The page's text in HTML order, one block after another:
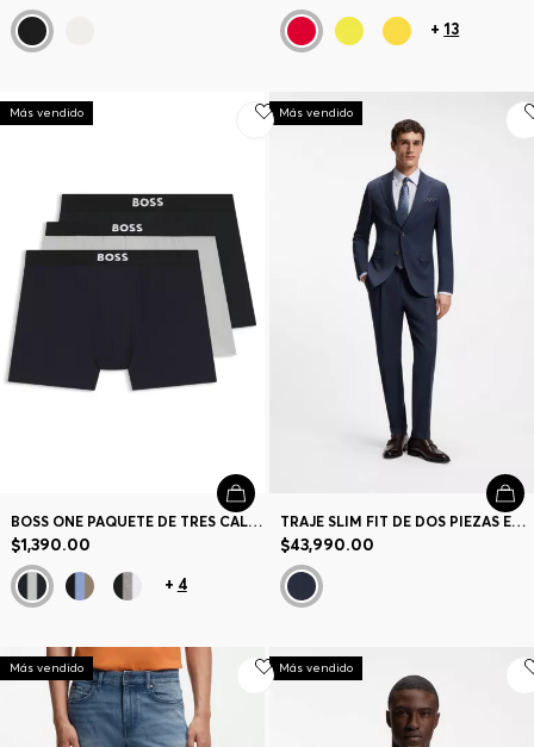
+13
Más vendido
BOSS ONE PAQUETE DE TRES CALZONCILLOS BÓXER CON LOGOTIPO EN LA CINTURILLA
$1,390.00
+ 4
Más vendido
TRAJE SLIM FIT DE DOS PIEZAS EN LANA Y SEDA
$43,990.00
Más vendido Más vendido